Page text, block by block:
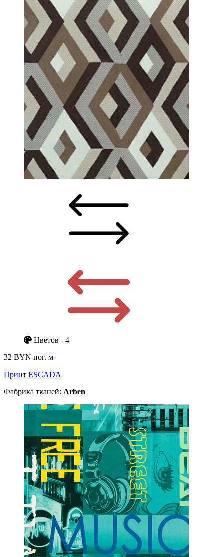
Цветов - 4
32 BYN пог. м
Принт ESCADA
Фабрика тканей: Arben